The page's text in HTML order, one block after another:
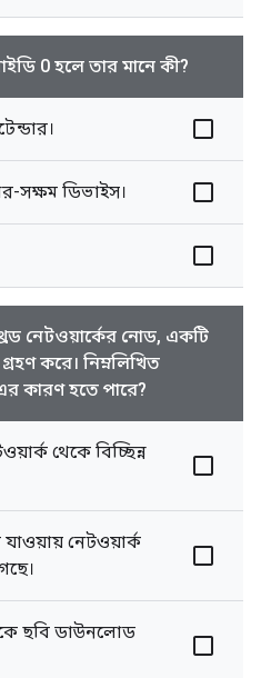
0 হলে তার মানে কী?
সক্ষম ডিভাইস।
নেটওয়ার্কের নোড, একটি
করে। নিম্নলিখিত
কারণ হতে পারে?
থেকে বিচ্ছিন্ন
যাওয়ায় নেটওয়ার্ক
ছবি ডাউনলোড